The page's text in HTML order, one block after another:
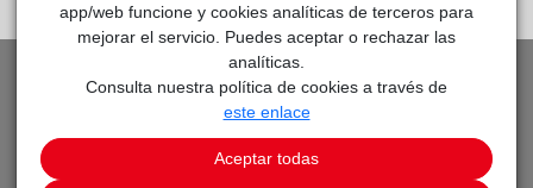
app/web funcione y cookies analíticas de terceros para
mejorar el servicio. Puedes aceptar o rechazar las
analíticas.
Consulta nuestra política de cookies a través de
este enlace
Aceptar todas